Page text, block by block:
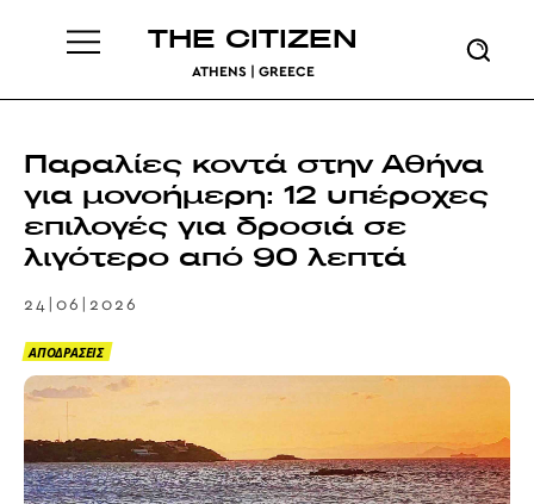
THE CITIZEN
ATHENS | GREECE
Παραλίες κοντά στην Αθήνα
για μονοήμερη: 12 υπέροχες
επιλογές για δροσιά σε
λιγότερο από 90 λεπτά
24|06|2026
ΑΠΟΔΡΑΣΕΙΣ